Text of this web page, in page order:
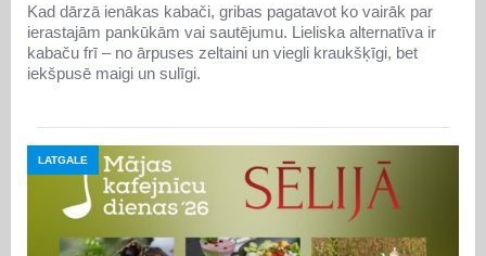
Kad dārzā ienākas kabači, gribas pagatavot ko vairāk par
ierastajām pankūkām vai sautējumu. Lieliska alternatīva ir
kabaču frī – no ārpuses zeltaini un viegli kraukšķīgi, bet
iekšpusē maigi un sulīgi.
LATGALE